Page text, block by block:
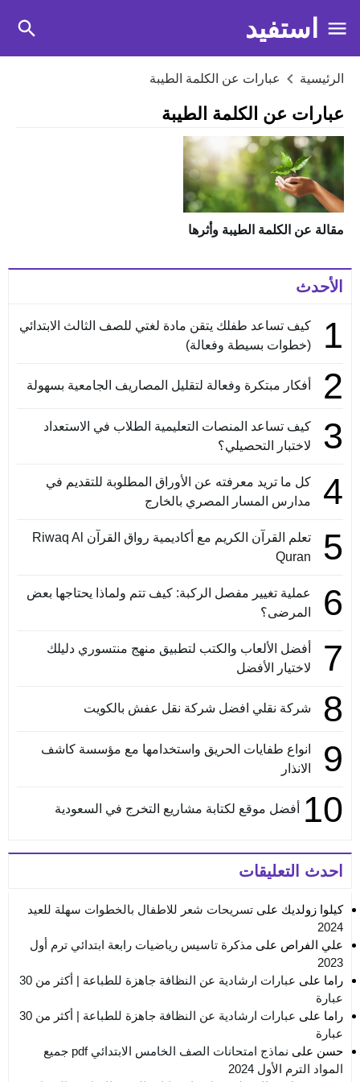
استفيد
الرئيسية عبارات عن الكلمة الطيبة
عبارات عن الكلمة الطيبة
مقالة عن الكلمة الطيبة وأثرها
الأحدث
1
كيف تساعد طفلك يتقن مادة لغتي للصف الثالث الابتدائي
(خطوات بسيطة وفعالة)
2 أفكار مبتكرة وفعالة لتقليل المصاريف الجامعية بسهولة
3
كيف تساعد المنصات التعليمية الطلاب في الاستعداد
لاختبار التحصيلي؟
4
كل ما تريد معرفته عن الأوراق المطلوبة للتقديم في
مدارس المسار المصري بالخارج
5
تعلم القرآن الكريم مع أكاديمية رواق القرآن Riwaq Al
Quran
6
عملية تغيير مفصل الركبة: كيف تتم ولماذا يحتاجها بعض
المرضى؟
7
أفضل الألعاب والكتب لتطبيق منهج منتسوري دليلك
لاختيار الأفضل
8 شركة نقلي افضل شركة نقل عفش بالكويت
9
انواع طفايات الحريق واستخدامها مع مؤسسة كاشف
الانذار
10 أفضل موقع لكتابة مشاريع التخرج في السعودية
احدث التعليقات
كيلوا زولديك على تسريحات شعر للاطفال بالخطوات سهلة للعيد
2024
علي الفراص على مذكرة تاسيس رياضيات رابعة ابتدائي ترم أول
2023
راما على
عبارات ارشادية عن النظافة جاهزة للطباعة | أكثر من 30
عبارة
راما على
عبارات ارشادية عن النظافة جاهزة للطباعة | أكثر من 30
عبارة
حسن على
نماذج امتحانات الصف الخامس الابتدائي pdf جميع
المواد الترم الأول 2024